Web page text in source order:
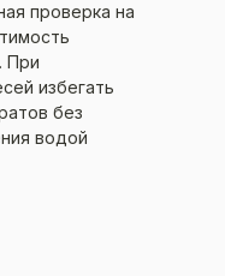
проверка на
При
избегать
без
водой